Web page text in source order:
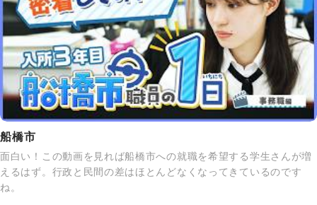
船橋市
面白い！この動画を見れば船橋市への就職を希望する学生さんが増
えるはず。行政と民間の差はほとんどなくなってきているのです
ね。